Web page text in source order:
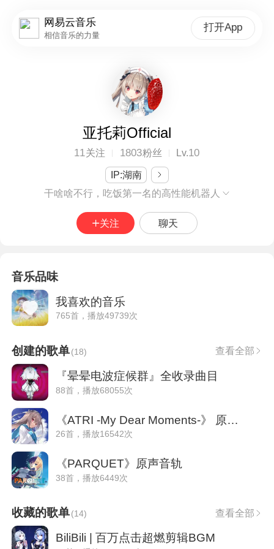
网易云音乐
相信音乐的力量
打开App
亚托莉Official
11关注 1803粉丝 Lv.10
IP:湖南
干啥啥不行，吃饭第一名的高性能机器人
关注 聊天
音乐品味
我喜欢的音乐
765首，播放49739次
创建的歌单(18) 查看全部
『晕晕电波症候群』全收录曲目
88首，播放68055次
《ATRI -My Dear Moments-》 原声音轨
26首，播放16542次
《PARQUET》原声音轨
38首，播放6449次
收藏的歌单(14) 查看全部
BiliBili | 百万点击超燃剪辑BGM